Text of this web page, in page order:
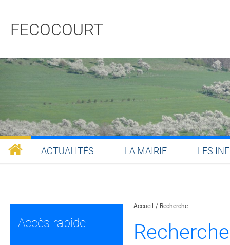
FECOCOURT
ACTUALITÉS LA MAIRIE LES
Accueil Recherche
Recherche
Accès rapide